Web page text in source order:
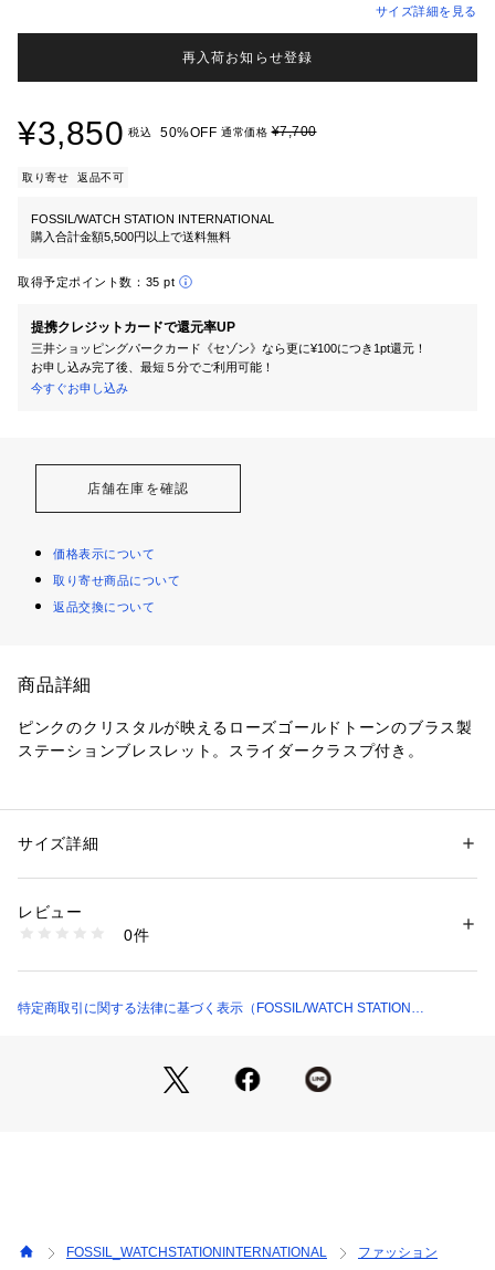
サイズ詳細を見る
再入荷お知らせ登録
¥3,850 税込 50%OFF 通常価格¥7,700
取り寄せ 返品不可
FOSSIL/WATCH STATION INTERNATIONAL
購入合計金額5,500円以上で送料無料
取得予定ポイント数： 35 pt
提携クレジットカードで還元率UP
三井ショッピングパークカード《セゾン》なら更に¥100につき1pt還元！
お申し込み完了後、最短５分でご利用可能！
今すぐお申し込み
店舗在庫を確認
価格表示について
取り寄せ商品について
返品交換について
商品詳細
ピンクのクリスタルが映えるローズゴールドトーンのブラス製
ステーションブレスレット。スライダークラスプ付き。
性別：レディース
ングル
1096400000562
サイズ詳細
レビュー
0件
特定商取引に関する法律に基づく表示（FOSSIL/WATCH STATION
FOSSIL_WATCHSTATIONINTERNATIONAL
ファッション